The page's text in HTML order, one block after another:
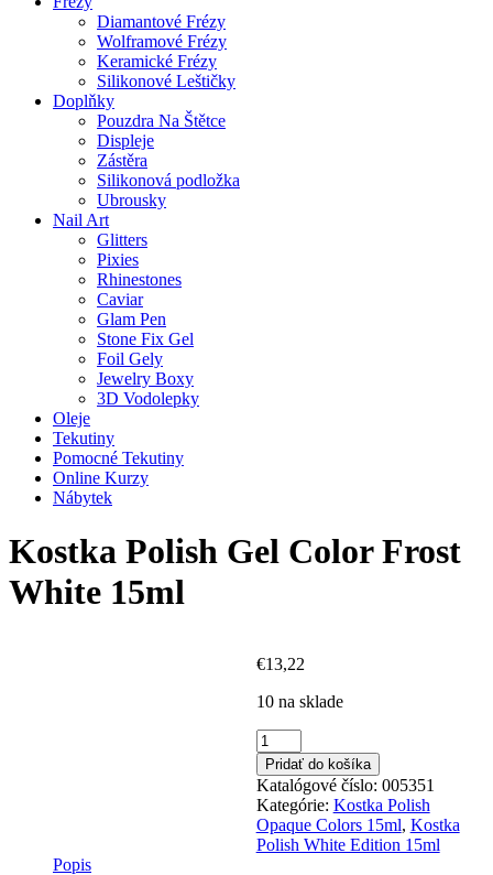
Diamantové Frézy
Wolframové Frézy
Keramické Frézy
Silikonové Leštičky
Doplňky
Pouzdra Na Štětce
Displeje
Zástěra
Silikonová podložka
Ubrousky
Nail Art
Glitters
Pixies
Rhinestones
Caviar
Glam Pen
Stone Fix Gel
Foil Gely
Jewelry Boxy
3D Vodolepky
Oleje
Tekutiny
Pomocné Tekutiny
Online Kurzy
Nábytek
Kostka Polish Gel Color Frost
White 15ml
€13,22
10 na sklade
množstvo
Kostka
Polish
Gel
Color
Frost
White
Pridať do košíka
Katalógové číslo: 005351
Kategórie: Kostka Polish
Opaque Colors 15ml, Kostka
Polish White Edition 15ml
Popis